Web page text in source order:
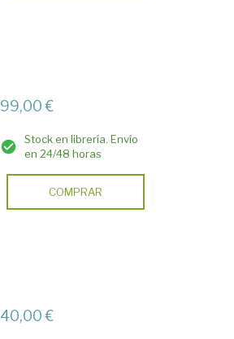
99,00 €
Stock en librería. Envío
en 24/48 horas
COMPRAR
40,00 €